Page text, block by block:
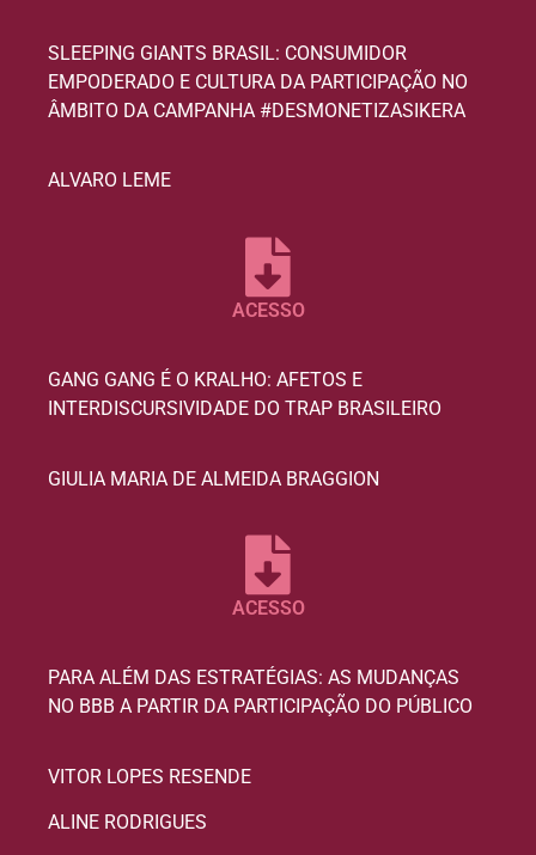
SLEEPING GIANTS BRASIL: CONSUMIDOR
EMPODERADO E CULTURA DA PARTICIPAÇÃO NO
ÂMBITO DA CAMPANHA #DESMONETIZASIKERA
ALVARO LEME
ACESSO
GANG GANG É O KRALHO: AFETOS E
INTERDISCURSIVIDADE DO TRAP BRASILEIRO
GIULIA MARIA DE ALMEIDA BRAGGION
ACESSO
PARA ALÉM DAS ESTRATÉGIAS: AS MUDANÇAS
NO BBB A PARTIR DA PARTICIPAÇÃO DO PÚBLICO
VITOR LOPES RESENDE
ALINE RODRIGUES